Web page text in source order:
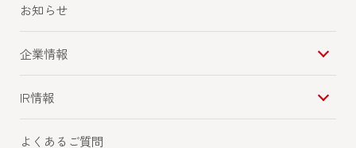
お知らせ
企業情報
IR情報
よくあるご質問